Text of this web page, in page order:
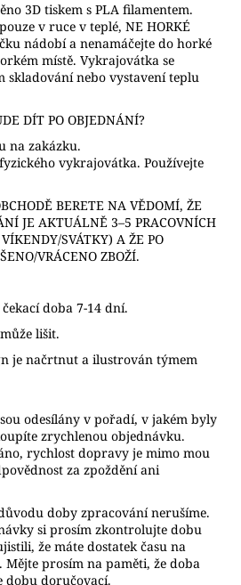
3D tiskem s PLA filamentem.
v ruce v teplé, NE HORKÉ
nádobí a nenamáčejte do horké
místě. Vykrajovátka se
skladování nebo vystavení teplu
DÍT PO OBJEDNÁNÍ?
na zakázku.
vykrajovátka. Používejte
BERETE NA VĚDOMÍ, ŽE
JE AKTUÁLNĚ 3–5 PRACOVNÍCH
SVÁTKY) A ŽE PO
VRÁCENO ZBOŽÍ.
doba 7-14 dní.
lišit.
je načrtnut a ilustrován týmem
odesílány v pořadí, v jakém byly
zrychlenou objednávku.
rychlost dopravy je mimo mou
za zpoždění ani
doby zpracování nerušíme.
si prosím zkontrolujte dobu
že máte dostatek času na
prosím na paměti, že doba
dobu doručovací.